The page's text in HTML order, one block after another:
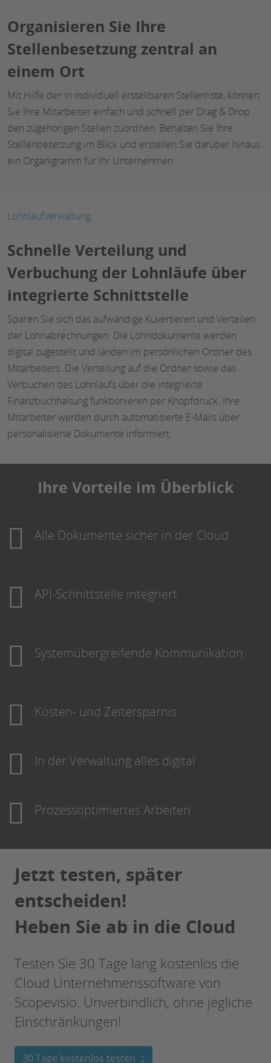
Organisieren Sie Ihre
Stellenbesetzung zentral an
einem Ort
Mit Hilfe der in individuell erstellbaren Stellenliste, können
Sie Ihre Mitarbeiter einfach und schnell per Drag & Drop
den zugehörigen Stellen zuordnen. Behalten Sie Ihre
Stellenbesetzung im Blick und erstellen Sie darüber hinaus
ein Organigramm für Ihr Unternehmen.
Lohnlaufverwaltung
Schnelle Verteilung und
Verbuchung der Lohnläufe über
integrierte Schnittstelle
Sparen Sie sich das aufwändige Kuvertieren und Verteilen
der Lohnabrechnungen. Die Lohndokumente werden
digital zugestellt und landen im persönlichen Ordner des
Mitarbeiters. Die Verteilung auf die Ordner sowie das
Verbuchen des Lohnlaufs über die integrierte
Finanzbuchhaltung funktionieren per Knopfdruck. Ihre
Mitarbeiter werden durch automatisierte E-Mails über
personalisierte Dokumente informiert.
Ihre Vorteile im Überblick
Alle Dokumente sicher in der Cloud
API-Schnittstelle integriert
Systemübergreifende Kommunikation
Kosten- und Zeitersparnis
In der Verwaltung alles digital
Prozessoptimiertes Arbeiten
Jetzt testen, später
entscheiden!
Heben Sie ab in die Cloud
Testen Sie 30 Tage lang kostenlos die
Cloud Unternehmenssoftware von
Scopevisio. Unverbindlich, ohne jegliche
Einschränkungen!
30 Tage kostenlos testen